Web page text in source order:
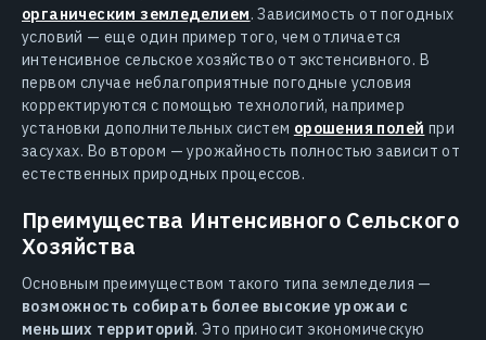
органическим земледелием. Зависимость от погодных
условий — еще один пример того, чем отличается
интенсивное сельское хозяйство от экстенсивного. В
первом случае неблагоприятные погодные условия
корректируются с помощью технологий, например
установки дополнительных систем орошения полей при
засухах. Во втором — урожайность полностью зависит от
естественных природных процессов.
Преимущества Интенсивного Сельского
Хозяйства
Основным преимуществом такого типа земледелия —
возможность собирать более высокие урожаи с
меньших территорий. Это приносит экономическую